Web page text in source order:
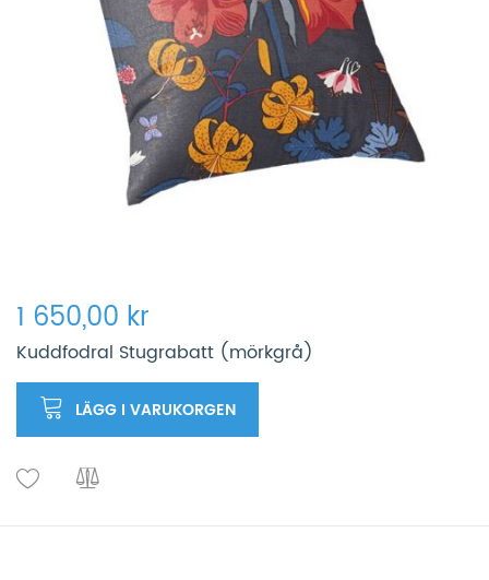
1 650,00 kr
Kuddfodral Stugrabatt (mörkgrå)
LÄGG I VARUKORGEN